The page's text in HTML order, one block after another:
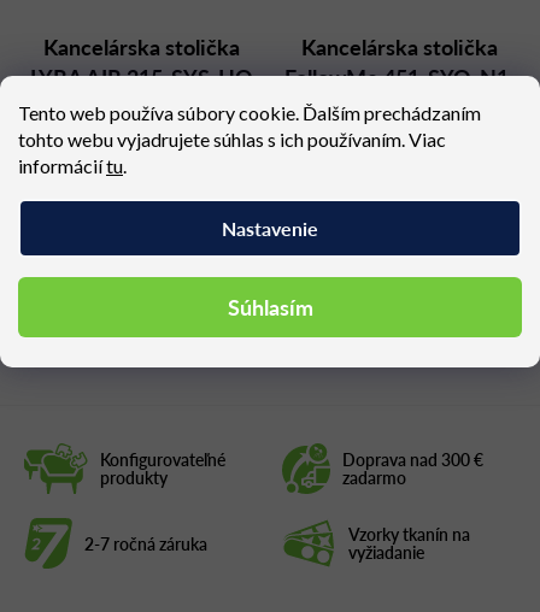
Tento web používa súbory cookie. Ďalším prechádzaním
tohto webu vyjadrujete súhlas s ich používaním. Viac
informáciítu
Nastavenie
Súhlasím
Konfigurovateľné
produkty
Doprava nad 300 €
zadarmo
2-7 ročná záruka Vzorky tkanín na
vyžiadanie
Kancelárska stolička
LYRA AIR 215-SYS-HO
s opierkou hlavy
Dostupné (dodacia lehota 4
týždne)
377,61 €
Kancelárska stolička
FollowMe 451-SYQ-N1,
otočná
Dostupné (dodacia lehota 4
týždne)
Podobné produkty